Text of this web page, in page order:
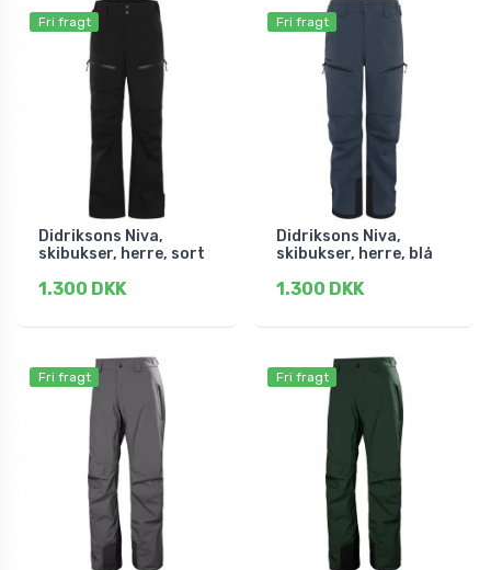
Fri fragt
Didriksons Niva,
skibukser, herre, sort
1.300 DKK
Fri fragt
Didriksons Niva,
skibukser, herre, blå
1.300 DKK
Fri fragt Fri fragt